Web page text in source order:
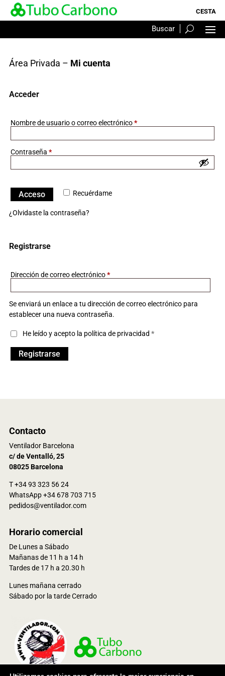
Área Privada – Mi cuenta
Acceder
Nombre de usuario o correo electrónico*Obligatorio
Contraseña *Obligatorio
Recuérdame
Acceso
¿Olvidaste la contraseña?
Registrarse
Dirección de correo electrónico*Obligatorio
Se enviará un enlace a tu dirección de correo electrónico para
establecer una nueva contraseña.
He leído y acepto la política de privacidad *
Registrarse
Contacto
Ventilador Barcelona
c/ de Ventalló, 25
08025 Barcelona
T +34 93 323 56 24
WhatsApp +34 678 703 715
pedidos@ventilador.com
Horario comercial
De Lunes a Sábado
Mañanas de 11 h a 14 h
Tardes de 17 h a 20.30 h
Lunes mañana cerrado
Sábado por la tarde Cerrado